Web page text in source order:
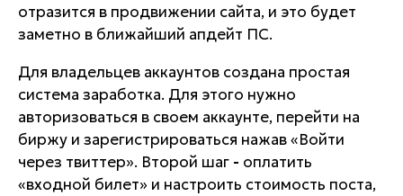
отразится в продвижении сайта, и это будет
заметно в ближайший апдейт ПС.
Для владельцев аккаунтов создана простая
система заработка. Для этого нужно
авторизоваться в своем аккаунте, перейти на
биржу и зарегистрироваться нажав «Войти
через твиттер». Второй шаг - оплатить
«входной билет» и настроить стоимость поста,